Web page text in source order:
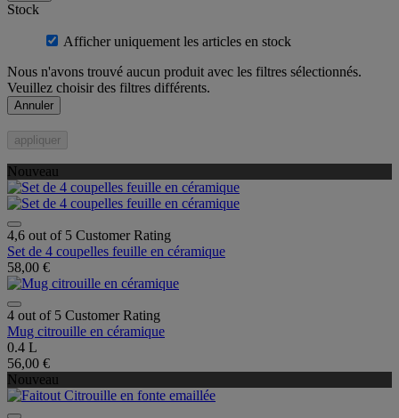
Stock
Afficher uniquement les articles en stock
Nous n'avons trouvé aucun produit avec les filtres sélectionnés.
Veuillez choisir des filtres différents.
Annuler
appliquer
Nouveau
4,6 out of 5 Customer Rating
Set de 4 coupelles feuille en céramique
58,00 €
4 out of 5 Customer Rating
Mug citrouille en céramique
0.4 L
56,00 €
Nouveau